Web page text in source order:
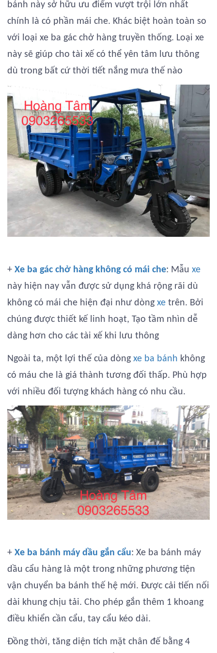
bánh này sở hữu ưu điểm vượt trội lớn nhất
chính là có phần mái che. Khác biệt hoàn toàn so
với loại xe ba gác chở hàng truyền thống. Loại xe
này sẽ giúp cho tài xế có thể yên tâm lưu thông
dù trong bất cứ thời tiết nắng mưa thế nào
+ Xe ba gác chở hàng không có mái che: Mẫu xe
này hiện nay vẫn được sử dụng khá rộng rãi dù
không có mái che hiện đại như dòng xe trên. Bởi
chúng được thiết kế linh hoạt, Tạo tầm nhìn dễ
dàng hơn cho các tài xế khi lưu thông
Ngoài ta, một lợi thế của dòng xe ba bánh không
có máu che là giá thành tương đối thấp. Phù hợp
với nhiều đối tượng khách hàng có nhu cầu.
+ Xe ba bánh máy dầu gắn cẩu: Xe ba bánh máy
dầu cẩu hàng là một trong những phương tiện
vận chuyển ba bánh thế hệ mới. Được cải tiến nối
dài khung chịu tải. Cho phép gắn thêm 1 khoang
điều khiển cần cẩu, tay cẩu kéo dài.
Đồng thời, tăng diện tích mặt chân đế bằng 4